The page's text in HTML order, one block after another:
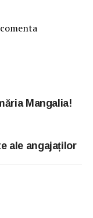
Mangalia!
ale angajaților